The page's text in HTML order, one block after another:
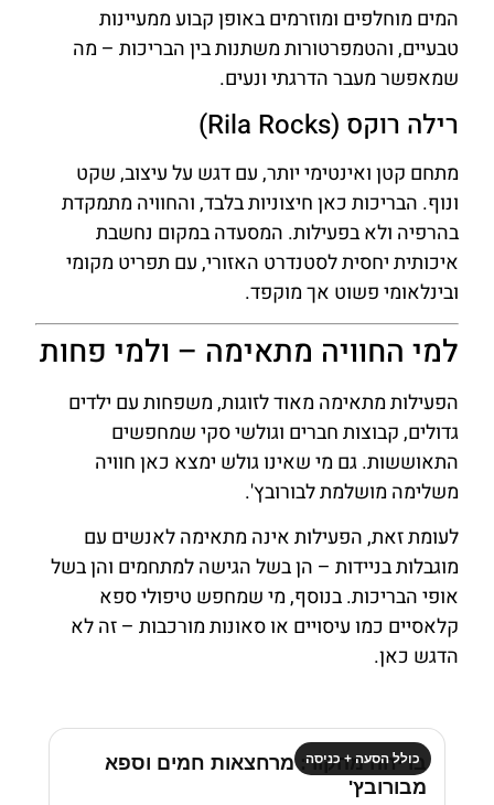
המים מוחלפים ומוזרמים באופן קבוע ממעיינות
טבעיים, והטמפרטורות משתנות בין הבריכות – מה
שמאפשר מעבר הדרגתי ונעים.
רילה רוקס (Rila Rocks)
מתחם קטן ואינטימי יותר, עם דגש על עיצוב, שקט
ונוף. הבריכות כאן חיצוניות בלבד, והחוויה מתמקדת
בהרפיה ולא בפעילות. המסעדה במקום נחשבת
איכותית יחסית לסטנדרט האזורי, עם תפריט מקומי
ובינלאומי פשוט אך מוקפד.
למי החוויה מתאימה – ולמי פחות
הפעילות מתאימה מאוד לזוגות, משפחות עם ילדים
גדולים, קבוצות חברים וגולשי סקי שמחפשים
התאוששות. גם מי שאינו גולש ימצא כאן חוויה
משלימה מושלמת לבורובץ'.
לעומת זאת, הפעילות אינה מתאימה לאנשים עם
מוגבלות בניידות – הן בשל הגישה למתחמים והן בשל
אופי הבריכות. בנוסף, מי שמחפש טיפולי ספא
קלאסיים כמו עיסויים או סאונות מורכבות – זה לא
הדגש כאן.
כולל הסעה + כניסה
בריחה מהקור: מרחצאות חמים וספא
מבורובץ'